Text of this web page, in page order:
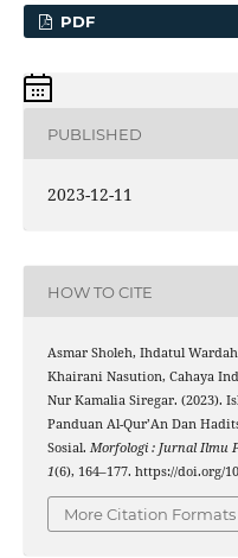
PDF
PUBLISHED
2023-12-11
HOW TO CITE
Asmar Sholeh, Ihdatul
Khairani Nasution, Cahaya
Nur Kamalia Siregar. (2023).
Panduan Al-Qur’An Dan
Sosial. Morfologi : Jurnal Ilmu
1(6), 164–177. https://doi.org/
More Citation Formats